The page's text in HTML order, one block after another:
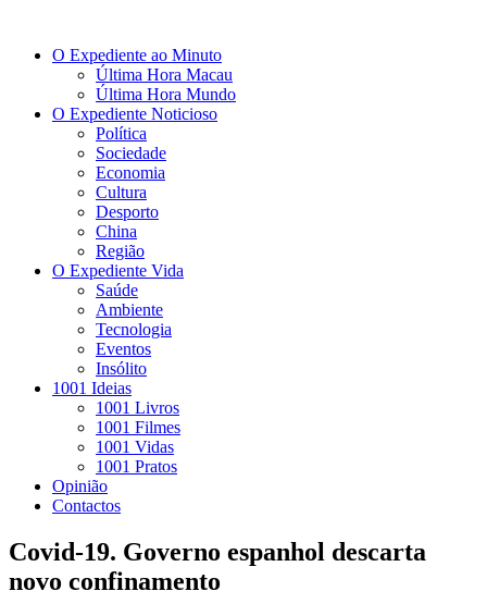
O Expediente ao Minuto
Última Hora Macau
Última Hora Mundo
O Expediente Noticioso
Política
Sociedade
Economia
Cultura
Desporto
China
Região
O Expediente Vida
Saúde
Ambiente
Tecnologia
Eventos
Insólito
1001 Ideias
1001 Livros
1001 Filmes
1001 Vidas
1001 Pratos
Opinião
Contactos
Covid-19. Governo espanhol descarta
novo confinamento